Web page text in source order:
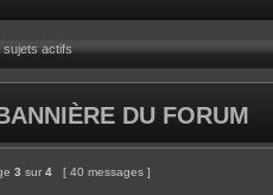
sujets actifs
DU FORUM
3 sur 4 [ 40 messages ]